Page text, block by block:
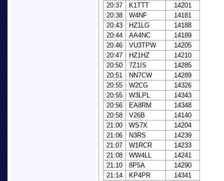
20:37
K1TTT
14201
20:38
W4NF
14181
20:43
HZ1LG
14188
20:44
AA4NC
14189
20:46
VU3TPW
14205
20:47
HZ1HZ
14210
20:50
7Z1IS
14285
20:51
NN7CW
14289
20:55
W2CG
14326
20:55
W3LPL
14343
20:56
EA8RM
14348
20:58
V26B
14140
21:00
WS7X
14204
21:06
N3RS
14239
21:07
W1RCR
14233
21:08
WW4LL
14241
21:10
8P5A
14290
21:14
KP4PR
14341